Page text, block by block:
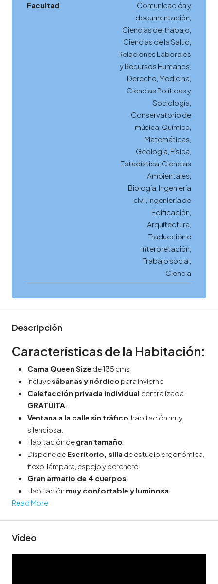
Facultad
Comunicación y
documentación,
Ciencias del trabajo,
Ciencias de la Salud,
Relaciones Laborales
y Recursos Humanos,
Derecho, Medicina,
Ciencias Políticas y
Sociología,
Conservatorio de
música, Química,
Matemáticas,
Geología, Física,
Estadística, Ciencias
Ambientales,
Biología, Ingeniería
civil, Ingeniería de
Edificación,
Arquitectura,
Traducción e
interpretación,
Trabajo social,
Ciencia
Descripción
Características de la Habitación:
Cama Queen Size de 135 cms.
Incluyesábanas y nórdico para invierno
Calefacción privada individual centralizada
GRATUITA
Ventana a la calle sin tráfico , habitación muy
silenciosa.
Habitación degran tamaño
Dispone deEscritorio, silla de estudio ergonómica,
flexo, lámpara, espejo y perchero.
Gran armario de 4 cuerpos
Habitación muy confortable y luminosa
Read More
Vídeo